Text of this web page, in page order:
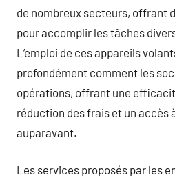
de nombreux secteurs, offrant
pour accomplir les tâches
L’emploi de ces appareils
profondément comment les
opérations, offrant une
réduction des frais et un accès
auparavant.
Les services proposés par les